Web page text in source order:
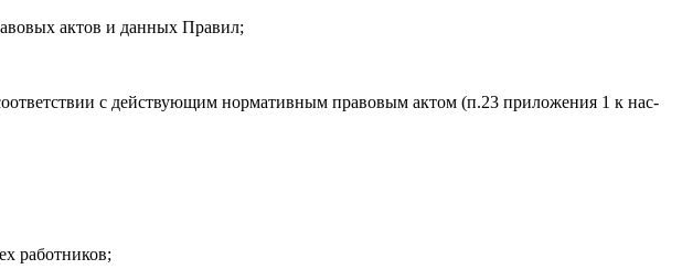
ак­тов и дан­ных Пра­вил;
с дей­ству­ющим нор­ма­тив­ным пра­вовым ак­том (п.23 при­ложе­ния 1 к нас­
ра­бот­ни­ков;